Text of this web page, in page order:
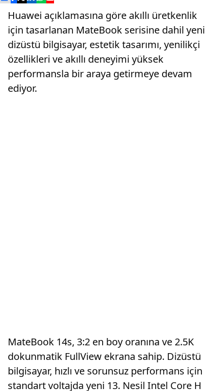
Huawei açıklamasına göre akıllı üretkenlik
için tasarlanan MateBook serisine dahil yeni
dizüstü bilgisayar, estetik tasarımı, yenilikçi
özellikleri ve akıllı deneyimi yüksek
performansla bir araya getirmeye devam
ediyor.
MateBook 14s, 3:2 en boy oranına ve 2.5K
dokunmatik FullView ekrana sahip. Dizüstü
bilgisayar, hızlı ve sorunsuz performans için
standart voltajda yeni 13. Nesil Intel Core H